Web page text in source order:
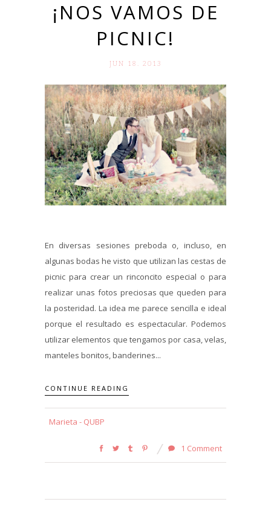
¡NOS VAMOS DE
PICNIC!
JUN 18. 2013
En diversas sesiones preboda o, incluso, en
algunas bodas he visto que utilizan las cestas de
picnic para crear un rinconcito especial o para
realizar unas fotos preciosas que queden para
la posteridad. La idea me parece sencilla e ideal
porque el resultado es espectacular. Podemos
utilizar elementos que tengamos por casa, velas,
manteles bonitos, banderines...
CONTINUE READING
Marieta - QUBP
1 Comment